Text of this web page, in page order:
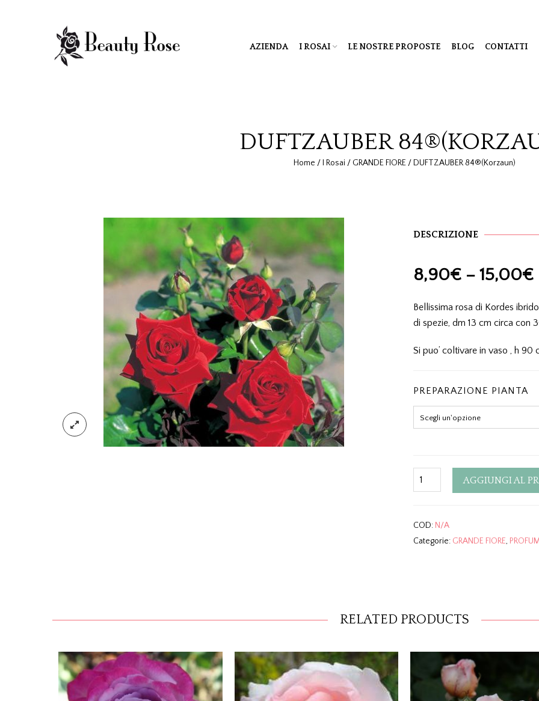
AZIENDA I ROSAI LE NOSTRE PROPOSTE BLOG CONTATTI
DUFTZAUBER
Home / I Rosai / GRANDE FIORE / DUFTZAUBER 84®(Korzaun)
DESCRIZIONE
8,90€ – 15,00€
Bellissima rosa di Kordes
di spezie, dm 13 cm circa con
Si puo’ coltivare in vaso , h 90
PREPARAZIONE PIANTA
Quantity AGGIUNGI AL
COD: N/A
Categorie: GRANDE FIORE,
RELATED PRODUCTS